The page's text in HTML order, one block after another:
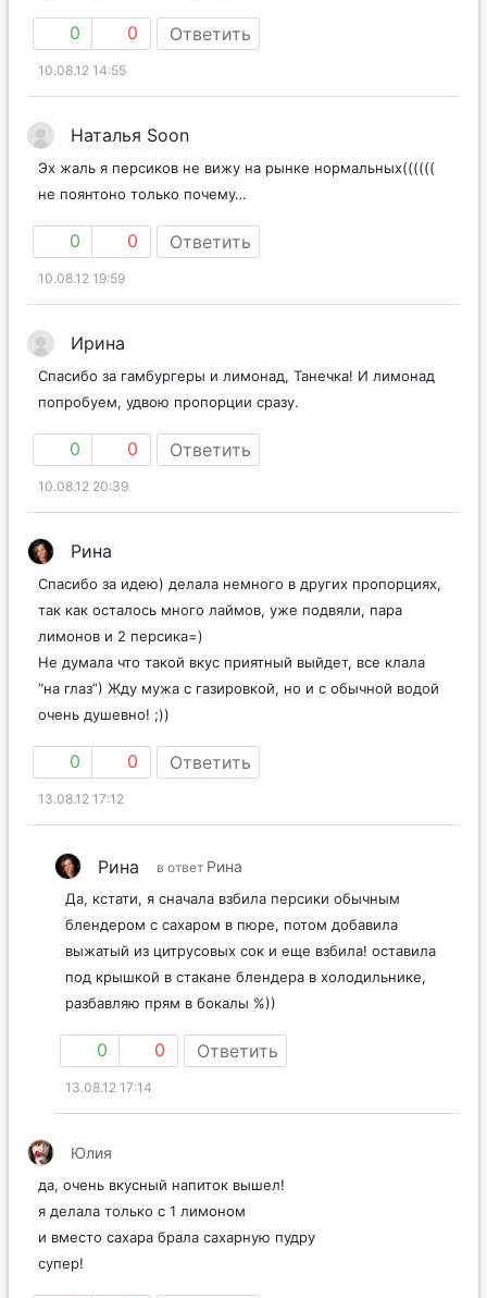
0 0 Ответить
10.08.12 14:55
Наталья Soon
Эх жаль я персиков не вижу на рынке нормальных((((((
не поянтоно только почему…
0 0 Ответить
10.08.12 19:59
Ирина
Спасибо за гамбургеры и лимонад, Танечка! И лимонад
попробуем, удвою пропорции сразу.
0 0 Ответить
10.08.12 20:39
Рина
Спасибо за идею) делала немного в других пропорциях,
так как осталось много лаймов, уже подвяли, пара
лимонов и 2 персика=)
Не думала что такой вкус приятный выйдет, все клала
“на глаз”) Жду мужа с газировкой, но и с обычной водой
очень душевно! ;))
0 0 Ответить
13.08.12 17:12
Рина в ответ Рина
Да, кстати, я сначала взбила персики обычным
блендером с сахаром в пюре, потом добавила
выжатый из цитрусовых сок и еще взбила! оставила
под крышкой в стакане блендера в холодильнике,
разбавляю прям в бокалы %))
0 0 Ответить
13.08.12 17:14
Юлия
да, очень вкусный напиток вышел!
я делала только с 1 лимоном
и вместо сахара брала сахарную пудру
супер!